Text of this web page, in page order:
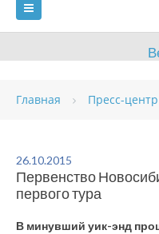
ГЛАВНАЯ
ВИДЫ СПОРТА
ОБЪЕКТЫ
ОЦЕНКА КАЧЕСТВА
Главная Пресс-центр
26.10.2015
Первенство
первого тура
В минувший уик-энд